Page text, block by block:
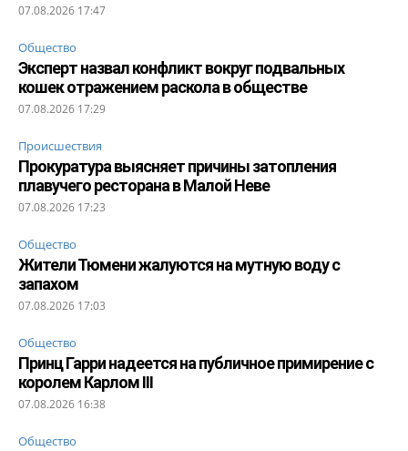
07.08.2026 17:47
Общество
Эксперт назвал конфликт вокруг подвальных
кошек отражением раскола в обществе
07.08.2026 17:29
Происшествия
Прокуратура выясняет причины затопления
плавучего ресторана в Малой Неве
07.08.2026 17:23
Общество
Жители Тюмени жалуются на мутную воду с
запахом
07.08.2026 17:03
Общество
Принц Гарри надеется на публичное примирение с
королем Карлом III
07.08.2026 16:38
Общество